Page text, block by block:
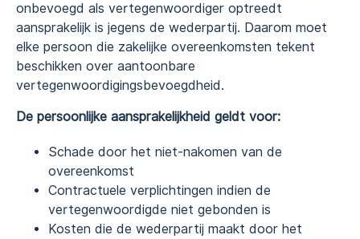
onbevoegd als vertegenwoordiger optreedt
aansprakelijk is jegens de wederpartij. Daarom moet
elke persoon die zakelijke overeenkomsten tekent
beschikken over aantoonbare
vertegenwoordigingsbevoegdheid.
De persoonlijke aansprakelijkheid geldt voor:
Schade door het niet-nakomen van de
overeenkomst
Contractuele verplichtingen indien de
vertegenwoordigde niet gebonden is
Kosten die de wederpartij maakt door het